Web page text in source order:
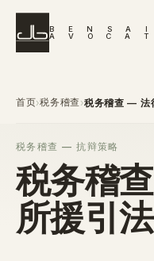
B E N S A I
A
V O C A T
首页›税务稽查 ›税务稽查 — 法
税务稽查 — 抗辩策略
税务稽查
所援引